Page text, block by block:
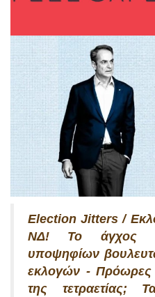
Election Jitters /
ΝΔ! Το άγχος
υποψηφίων
εκλογών - Πρόωρες
της